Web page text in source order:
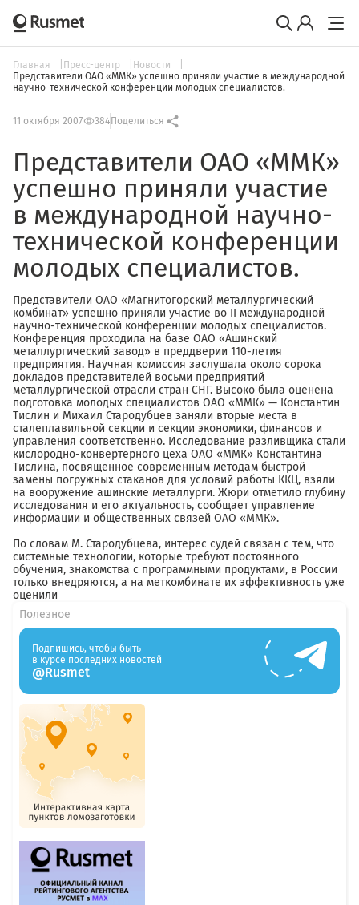
Главная Пресс-центр
Новости
Представители ОАО «ММК» успешно приняли участие в международной
научно-технической конференции молодых специалистов.
11 октября 2007 384 Поделиться
Представители ОАО «ММК»
успешно приняли участие
в международной научно-
технической конференции
молодых специалистов.
Представители ОАО «Магнитогорский металлургический
комбинат» успешно приняли участие во II международной
научно-технической конференции молодых специалистов.
Конференция проходила на базе ОАО «Ашинский
металлургический завод» в преддверии 110-летия
предприятия. Научная комиссия заслушала около сорока
докладов представителей восьми предприятий
металлургической отрасли стран СНГ. Высоко была оценена
подготовка молодых специалистов ОАО «ММК» — Константин
Тислин и Михаил Стародубцев заняли вторые места в
сталеплавильной секции и секции экономики, финансов и
управления соответственно. Исследование разливщика стали
кислородно-конвертерного цеха ОАО «ММК» Константина
Тислина, посвященное современным методам быстрой
замены погружных стаканов для условий работы ККЦ, взяли
на вооружение ашинские металлурги. Жюри отметило глубину
исследования и его актуальность, сообщает управление
информации и общественных связей ОАО «ММК».
По словам М. Стародубцева, интерес судей связан с тем, что
системные технологии, которые требуют постоянного
обучения, знакомства с программными продуктами, в России
только внедряются, а на меткомбинате их эффективность уже
оценили
Полезное
Подпишись, чтобы быть
в курсе последних новостей
@Rusmet